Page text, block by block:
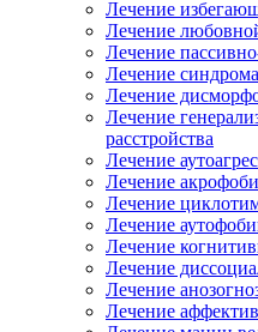
Лечение
Лечение
Лечение
Лечение
Лечение
Лечение
расстройства
Лечение
Лечение
Лечение
Лечение
Лечение
Лечение
Лечение
Лечение